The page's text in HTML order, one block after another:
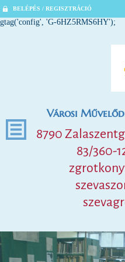
BELÉPÉS / REGISZTRÁCIÓ
gtag('config', 'G-6HZ5RMS6HY');
Városi
8790
83/360-